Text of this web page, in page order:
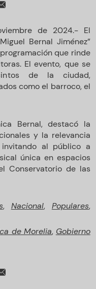
de 2024.- El
Bernal Jiménez”
que rinde
El evento, que se
de la ciudad,
como el barroco, el
Bernal, destacó la
y la relevancia
al público a
única en espacios
Conservatorio de las
, Nacional, Populares,
de Morelia, Gobierno